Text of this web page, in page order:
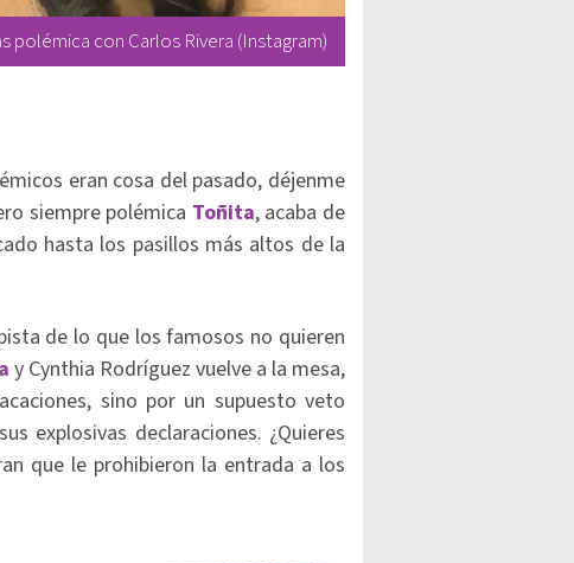
polémica con Carlos Rivera (Instagram)
eran cosa del pasado, déjenme
siempre polémica Toñita, acaba de
hasta los pasillos más altos de la
de lo que los famosos no quieren
y Cynthia Rodríguez vuelve a la mesa,
sino por un supuesto veto
explosivas declaraciones. ¿Quieres
que le prohibieron la entrada a los